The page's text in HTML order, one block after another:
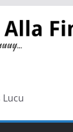
Lucu